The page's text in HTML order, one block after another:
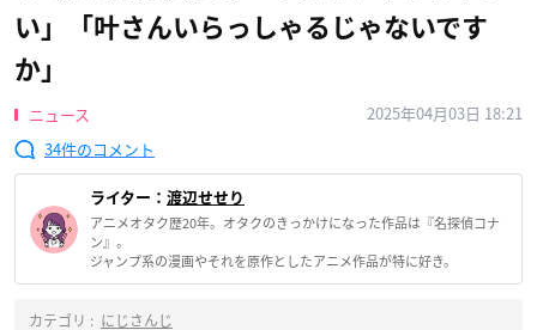
い」「叶さんいらっしゃるじゃないです
か」
ニュース
2025年04月03日 18:21
34
ライター： 渡辺せせり
アニメオタク歴20年。オタクのきっかけになった作品は『名探偵コナ
ン』。
ジャンプ系の漫画やそれを原作としたアニメ作品が特に好き。
カテゴリ : にじさんじ